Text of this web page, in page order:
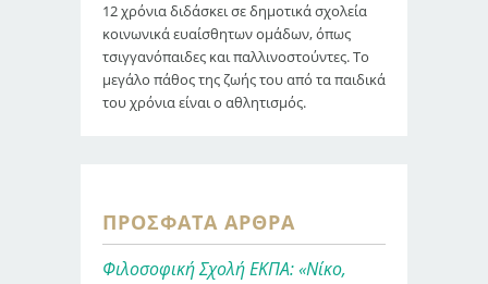
12 χρόνια διδάσκει σε δημοτικά σχολεία
κοινωνικά ευαίσθητων ομάδων, όπως
τσιγγανόπαιδες και παλλινοστούντες. Το
μεγάλο πάθος της ζωής του από τα παιδικά
του χρόνια είναι ο αθλητισμός.
ΠΡΌΣΦΑΤΑ ΆΡΘΡΑ
Φιλοσοφική Σχολή ΕΚΠΑ: «Νίκο,